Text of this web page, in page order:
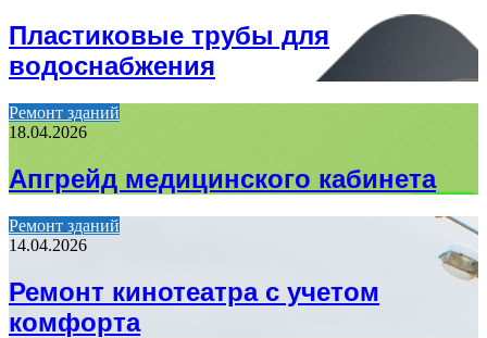
Пластиковые трубы для
водоснабжения
Ремонт зданий
18.04.2026
Апгрейд медицинского кабинета
Ремонт зданий
14.04.2026
Ремонт кинотеатра с учетом
комфорта